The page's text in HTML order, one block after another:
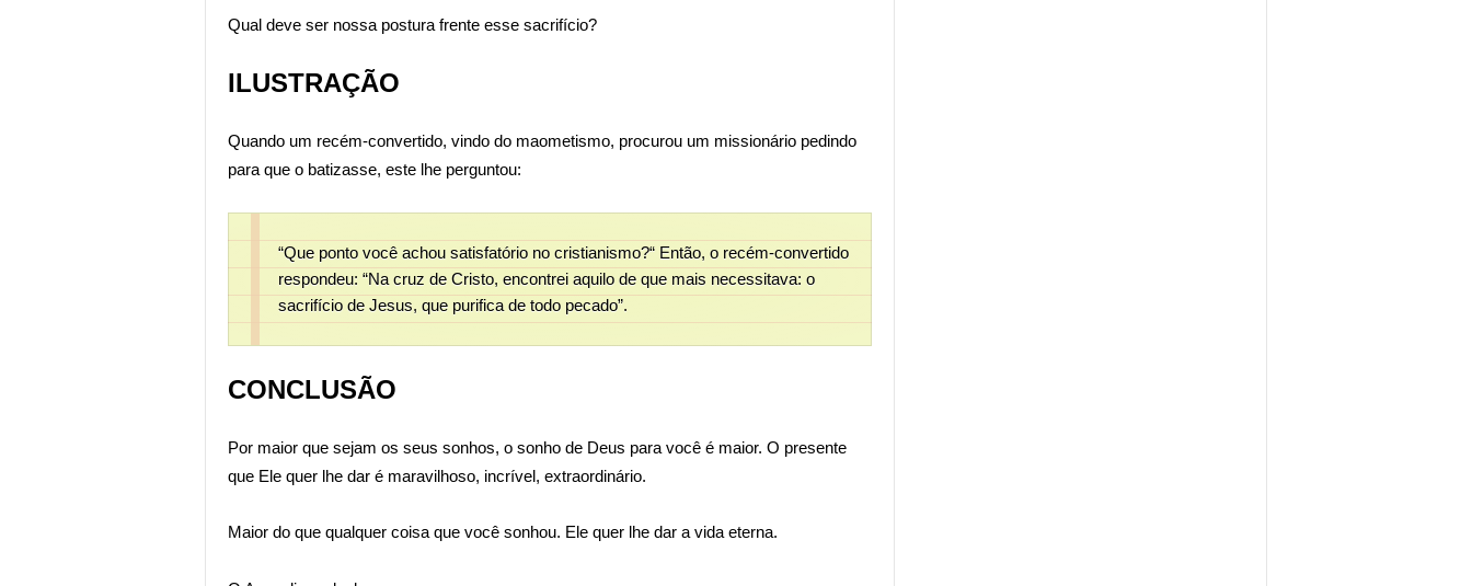
Qual deve ser nossa postura frente esse sacrifício?
ILUSTRAÇÃO
Quando um recém-convertido, vindo do maometismo, procurou um missionário pedindo
para que o batizasse, este lhe perguntou:
“Que ponto você achou satisfatório no cristianismo?“ Então, o recém-convertido
respondeu: “Na cruz de Cristo, encontrei aquilo de que mais necessitava: o
sacrifício de Jesus, que purifica de todo pecado”.
CONCLUSÃO
Por maior que sejam os seus sonhos, o sonho de Deus para você é maior. O presente
que Ele quer lhe dar é maravilhoso, incrível, extraordinário.
Maior do que qualquer coisa que você sonhou. Ele quer lhe dar a vida eterna.